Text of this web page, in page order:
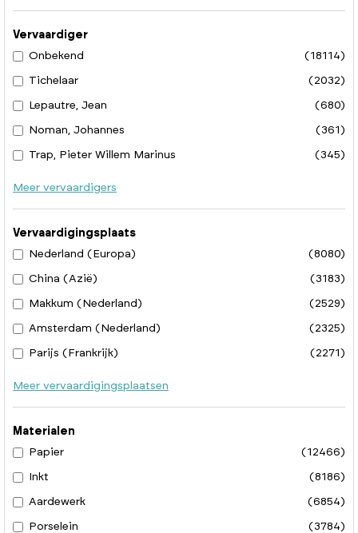
Vervaardiger
Onbekend
(18114)
Tichelaar (2032)
Lepautre, Jean (680)
Noman, Johannes (361)
Trap, Pieter Willem Marinus (345)
Meer vervaardigers
Vervaardigingsplaats
Nederland (Europa)
(8080)
China (Azië) (3183)
Makkum (Nederland) (2529)
Amsterdam (Nederland) (2325)
Parijs (Frankrijk) (2271)
Meer vervaardigingsplaatsen
Materialen
Papier
(12466)
Inkt (8186)
Aardewerk (6854)
Porselein (3784)